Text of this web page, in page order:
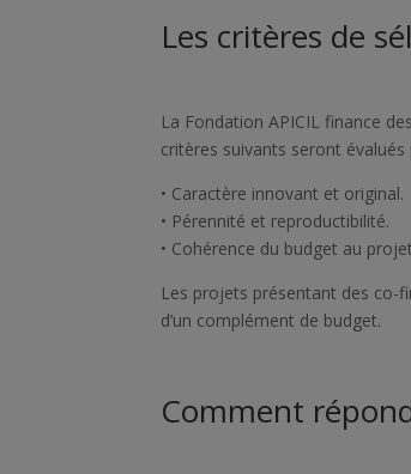
Les critères de
La Fondation APICIL finance
critères suivants seront évalués
• Caractère innovant et original.
• Pérennité et reproductibilité.
• Cohérence du budget au
Les projets présentant des co-
d’un complément de budget.
Comment